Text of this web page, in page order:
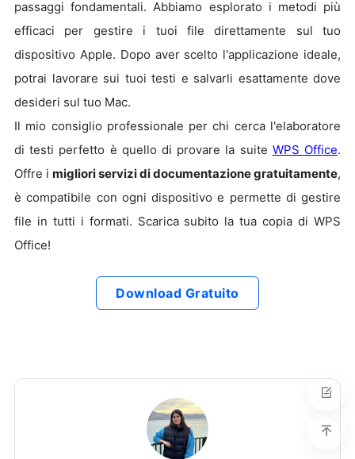
passaggi fondamentali. Abbiamo esplorato i metodi più
efficaci per gestire i tuoi file direttamente sul tuo
dispositivo Apple. Dopo aver scelto l'applicazione ideale,
potrai lavorare sui tuoi testi e salvarli esattamente dove
desideri sul tuo Mac.
Il mio consiglio professionale per chi cerca l'elaboratore
di testi perfetto è quello di provare la suite WPS Office.
Offre i migliori servizi di documentazione gratuitamente,
è compatibile con ogni dispositivo e permette di gestire
file in tutti i formati. Scarica subito la tua copia di WPS
Office!
Download Gratuito